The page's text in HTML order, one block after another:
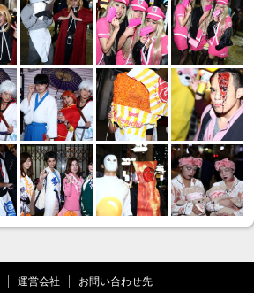
運営会社 お問い合わせ先